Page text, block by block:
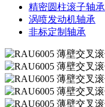
精密圆柱滚子轴承
涡喷发动机轴承
非标定制轴承